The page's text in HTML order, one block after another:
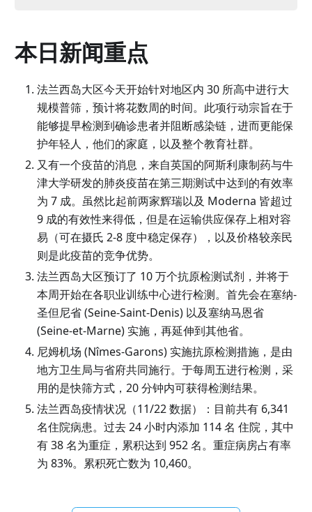
本日新闻重点
法兰西岛大区今天开始针对地区内 30 所高中进行大
规模普筛，预计将花数周的时间。此项行动宗旨在于
能够提早检测到确诊患者并阻断感染链，进而更能保
护年轻人，他们的家庭，以及整个教育社群。
又有一个疫苗的消息，来自英国的阿斯利康制药与牛
津大学研发的肺炎疫苗在第三期测试中达到的有效率
为 7 成。虽然比起前两家辉瑞以及 Moderna 皆超过
9 成的有效性来得低，但是在运输供应保存上相对容
易（可在摄氏 2-8 度中稳定保存），以及价格较亲民
则是此疫苗的竞争优势。
法兰西岛大区预订了 10 万个抗原检测试剂，并将于
本周开始在各职业训练中心进行检测。首先会在塞纳-
圣但尼省(Seine-Saint-Denis)以及塞纳马恩省
(Seine-et-Marne)实施，再延伸到其他省。
尼姆机场 (Nîmes-Garons)实施抗原检测措施，是由
地方卫生局与省府共同施行。于每周五进行检测，采
用的是快筛方式，20 分钟内可获得检测结果。
法兰西岛疫情状况（11/22 数据）：目前共有 6,341
名住院病患。过去 24 小时内添加 114 名 住院，其中
有 38 名为重症，累积达到 952 名。重症病房占有率
为 83%。累积死亡数为 10,460。